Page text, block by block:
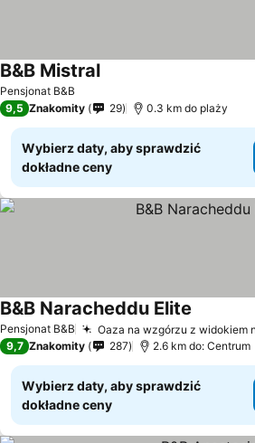
Pensjonat B&B
B&B Mistral
9,5 Znakomity 29 0.3 km do plaży
Wybierz daty, aby sprawdzić
dokładne ceny
Pensjonat B&B Oaza na wzgórzu z widokiem
B&B Naracheddu Elite
9,7 Znakomity 287 2.6 km do: Centrum
Wybierz daty, aby sprawdzić
dokładne ceny